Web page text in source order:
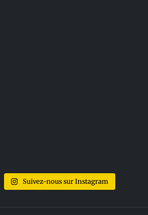
Suivez-nous sur Instagram